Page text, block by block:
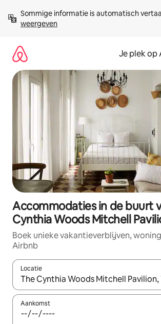
direct
naar
Sommige informatie is automatisch
weergeven
Je plek op
Accommodaties in de buurt
Cynthia Woods Mitchell
Boek unieke vakantieverblijven,
Airbnb
Locatie
Wanneer er resultaten beschikbaar zijn,
Aankomst